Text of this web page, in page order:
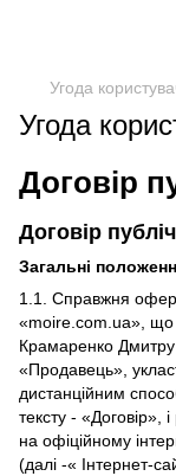
Угода
Угода
Договір
Договір
Загальні
1.1. Справжня
«moire.com.ua», що
Крамаренко Дмитру
«Продавець»,
дистанційним
тексту - «Договір»,
на офіційному
(далі -« Інтернет-